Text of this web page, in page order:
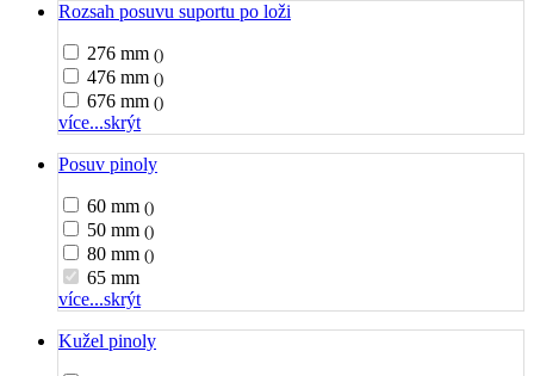
Rozsah posuvu suportu po loži
276 mm ()
476 mm ()
676 mm ()
více...skrýt
Posuv pinoly
60 mm ()
50 mm ()
80 mm ()
65 mm
více...skrýt
Kužel pinoly